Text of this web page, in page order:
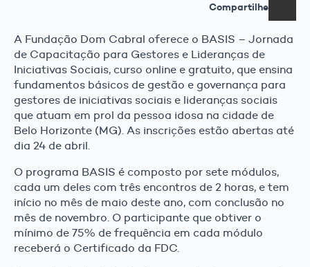
Compartilhe
A Fundação Dom Cabral oferece o BASIS – Jornada
de Capacitação para Gestores e Lideranças de
Iniciativas Sociais, curso online e gratuito, que ensina
fundamentos básicos de gestão e governança para
gestores de iniciativas sociais e lideranças sociais
que atuam em prol da pessoa idosa na cidade de
Belo Horizonte (MG). As inscrições estão abertas até
dia 24 de abril.
O programa BASIS é composto por sete módulos,
cada um deles com três encontros de 2 horas, e tem
início no mês de maio deste ano, com conclusão no
mês de novembro. O participante que obtiver o
mínimo de 75% de frequência em cada módulo
receberá o Certificado da FDC.